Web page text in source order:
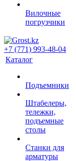
Вилочные
погрузчики
+7 (771) 993-48-04
Каталог
Подъемники
Штабелеры,
тележки,
подъемные
столы
Станки для
арматуры